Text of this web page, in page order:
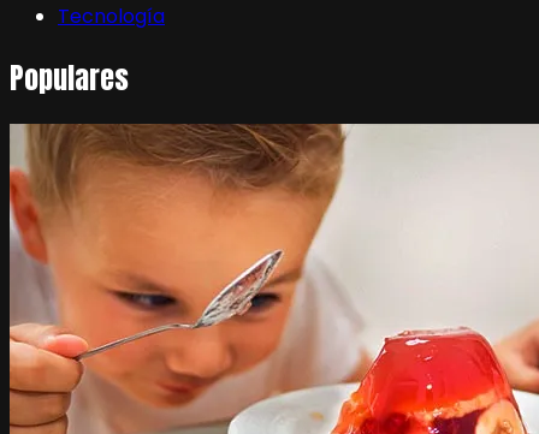
Tecnología
Populares